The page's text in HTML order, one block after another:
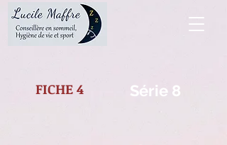
FICHE 4 Série 8